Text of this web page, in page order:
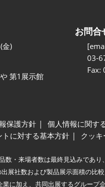
)
第1展示館
お問合
03-
Fax:
保護方針 個人情報に関す
に対する基本方針
クッ
数・来場者数は最終見込みであり
展社数および製品展示面積の比較
に加え、共同出展するグループ